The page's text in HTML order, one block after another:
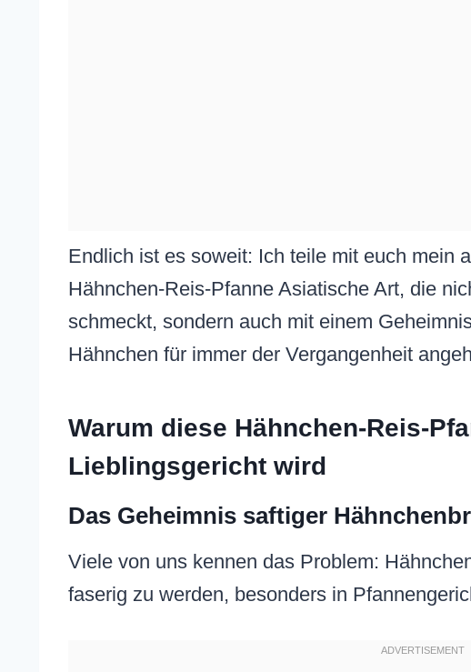
Endlich ist es soweit: Ich teile mit euch mein
Hähnchen-Reis-Pfanne Asiatische Art, die
schmeckt, sondern auch mit einem
Hähnchen für immer der Vergangenheit
Warum diese Hähnchen-Reis-
Lieblingsgericht wird
Das Geheimnis saftiger
Viele von uns kennen das Problem:
faserig zu werden, besonders in